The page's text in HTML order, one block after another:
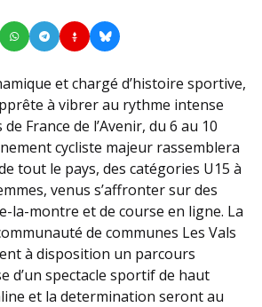
et chargé d’histoire sportive,
à vibrer au rythme intense
France de l’Avenir, du 6 au 10
cycliste majeur rassemblera
tout le pays, des catégories U15 à
venus s’affronter sur des
la-montre et de course en ligne. La
de communes Les Vals
à disposition un parcours
d’un spectacle sportif de haut
et la determination seront au